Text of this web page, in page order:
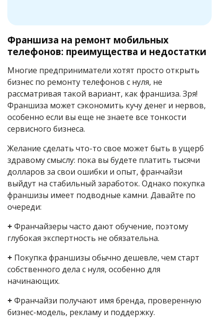
Франшиза на ремонт мобильных
телефонов: преимущества и недостатки
Многие предприниматели хотят просто открыть
бизнес по ремонту телефонов с нуля, не
рассматривая такой вариант, как франшиза. Зря!
Франшиза может сэкономить кучу денег и нервов,
особенно если вы еще не знаете все тонкости
сервисного бизнеса.
Желание сделать что-то свое может быть в ущерб
здравому смыслу: пока вы будете платить тысячи
долларов за свои ошибки и опыт, франчайзи
выйдут на стабильный заработок. Однако покупка
франшизы имеет подводные камни. Давайте по
очереди:
+ Франчайзеры часто дают обучение, поэтому
глубокая экспертность не обязательна.
+ Покупка франшизы обычно дешевле, чем старт
собственного дела с нуля, особенно для
начинающих.
+ Франчайзи получают имя бренда, проверенную
бизнес-модель, рекламу и поддержку.